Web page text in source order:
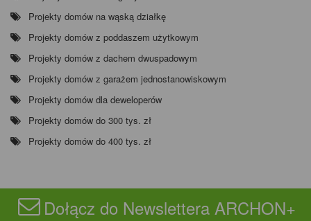
Projekty domów na wąską działkę
Projekty domów z poddaszem użytkowym
Projekty domów z dachem dwuspadowym
Projekty domów z garażem jednostanowiskowym
Projekty domów dla deweloperów
Projekty domów do 300 tys. zł
Projekty domów do 400 tys. zł
Dołącz do Newslettera ARCHON+